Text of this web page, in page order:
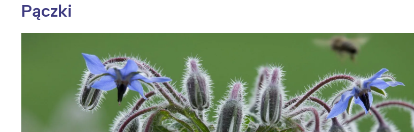
Wiosenny koncert ptaków na płocie Kwitnąca wiśnia i jej płatki Pszczoła i kwitnący ul
Pączki